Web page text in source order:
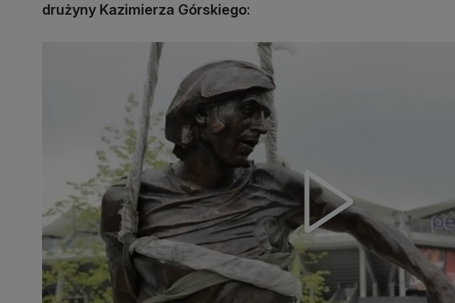
drużyny Kazimierza Górskiego: